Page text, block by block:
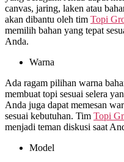
canvas, jaring, laken atau
akan dibantu oleh tim Topi
memilih bahan yang tepat
Anda.
Warna
Ada ragam pilihan warna
membuat topi sesuai selera
Anda juga dapat memesan
sesuai kebutuhan. Tim Topi
menjadi teman diskusi saat
Model